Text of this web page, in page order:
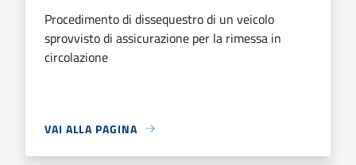
Procedimento di dissequestro di un veicolo
sprovvisto di assicurazione per la rimessa in
circolazione
VAI ALLA PAGINA